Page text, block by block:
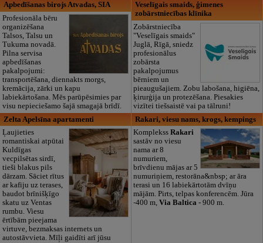
Apbedīšanas birojs Atvadas, SIA
Profesionāla bēru
organizēšana
Talsos, Talsu un
Tukuma novadā.
Pilna servisa
apbedīšanas
pakalpojumi:
transportēšana, diennakts morgs,
kremācija, zārki un kapu
labiekārtošana. Mēs parūpēsimies par
visu nepieciešamo šajā smagajā brīdī.
Veselīgais smaids, ģimenes
zobārstniecības klīnika
Zobārstniecība
"Veselīgais smaids"
Juglā, Rīgā, sniedz
profesionālus
zobārsta
pakalpojumus
bērniem un
pieaugušajiem. Zobu labošana, higiēna,
ķirurģija un protezēšana. Piesakies
vizītei tiešsaistē vai pa tālruni!
Zelta Apelsīna apartamenti
Ļaujieties
romantiskai atpūtai
Kuldīgas
vecpilsētas sirdī,
tieši blakus pils
dārzam. Sāciet rītus
ar kafiju uz terases,
baudot brīnišķīgo
skatu uz Ventas
rumbu. Viesu
ērtībām pieejama
virtuve, bezmaksas internets un
autostāvvieta. Mīļi gaidīti arī jūsu
Rakari, viesu nams, krogs, kempings
KomplekssRakari
sastāv no viesu
nama ar 8
numuriem,
brīvdienu mājas ar 5
numuriņiem, restorāna&nbsp; ar āra
terasi un 16 labiekārtotām dvīņu
mājām. Pirts, telpas konferencēm. Jūra
-400 m,Via Baltica - 900 m.